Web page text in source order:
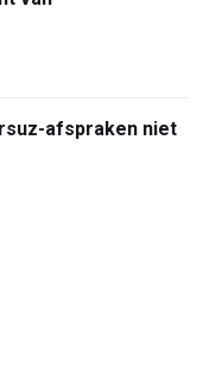
afspraken niet